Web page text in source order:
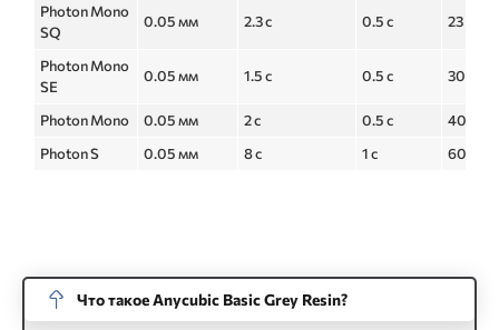
Photon Mono
SQ
0.05 мм 2.3 с 0.5 с 23 с
Photon Mono
SE
0.05 мм 1.5 с 0.5 с 30 с
Photon Mono 0.05 мм 2 с 0.5 с
40 с
Photon S
0.05 мм 8 с 1 с 60 с
Что такое Anycubic Basic Grey Resin?